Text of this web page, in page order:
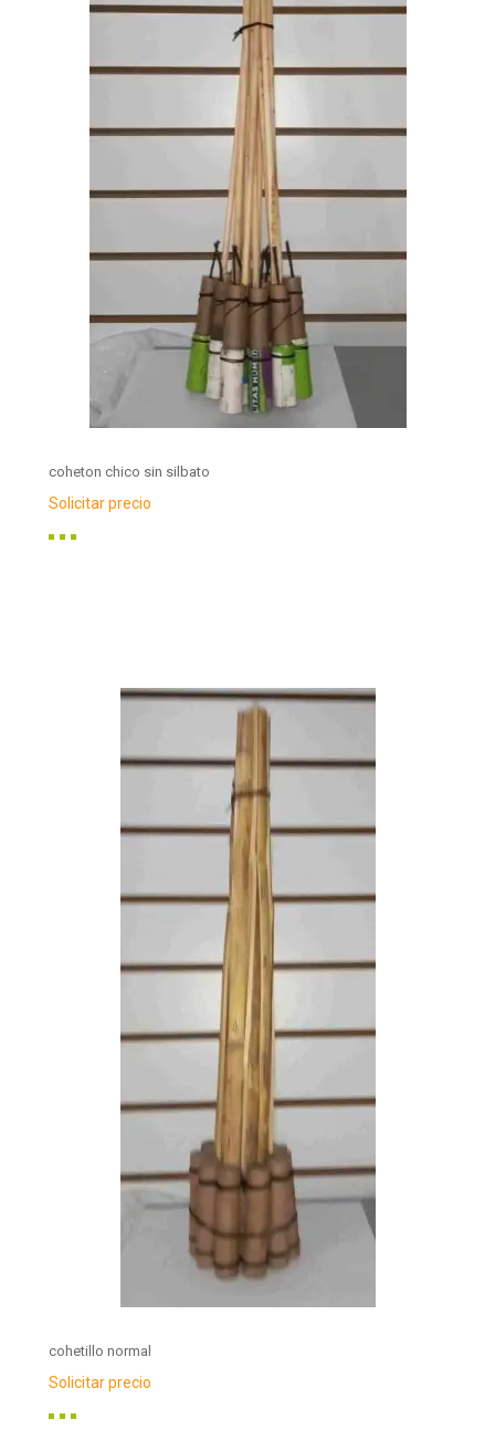
coheton chico sin silbato
Solicitar precio
cohetillo normal
Solicitar precio